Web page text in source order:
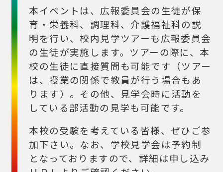
本イベントは、広報委員会の生徒が保
育・栄養科、調理科、介護福祉科の説
明を行い、校内見学ツアーも広報委員会
の生徒が実施します。ツアーの際に、本
校の生徒に直接質問も可能です（ツアー
は、授業の関係で教員が行う場合もあ
ります）。その他、見学会時に活動を
している部活動の見学も可能です。
本校の受験を考えている皆様、ぜひご参
加下さい。なお、学校見学会は予約制
となっておりますので、詳細は申し込み